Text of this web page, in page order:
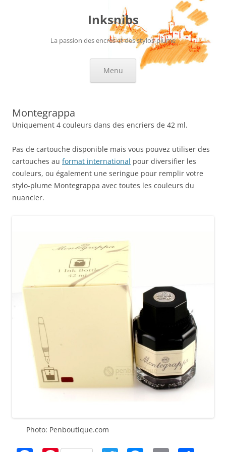
Inksnibs
La passion des encres et des stylos-plume
Menu
Montegrappa
Uniquement 4 couleurs dans des encriers de 42 ml.
Pas de cartouche disponible mais vous pouvez utiliser des
cartouches au format international pour diversifier les
couleurs, ou également une seringue pour remplir votre
stylo-plume Montegrappa avec toutes les couleurs du
nuancier.
Photo: Penboutique.com